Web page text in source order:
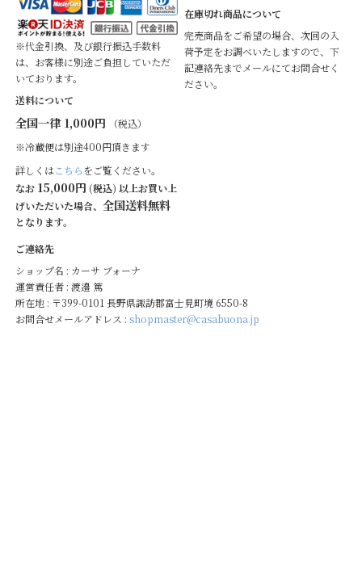
※代金引換、及び銀行振込手数料
は、お客様に別途ご負担していただ
いております。
送料について
全国一律 1,000円 （税込）
※冷蔵便は別途400円頂きます
詳しくはこちらをご覧ください。
なお 15,000円 (税込) 以上お買い上
げいただいた場合、 全国送料無料
となります。
在庫切れ商品について
完売商品をご希望の場合、次回の入
荷予定をお調べいたしますので、下
記連絡先までメールにてお問合せく
ださい。
ご連絡先
ショップ名 : カーサ ブォーナ
運営責任者 : 渡邉 篤
所在地 : 〒399-0101 長野県諏訪郡富士見町境 6550-8
お問合せメールアドレス : shopmaster@casabuona.jp